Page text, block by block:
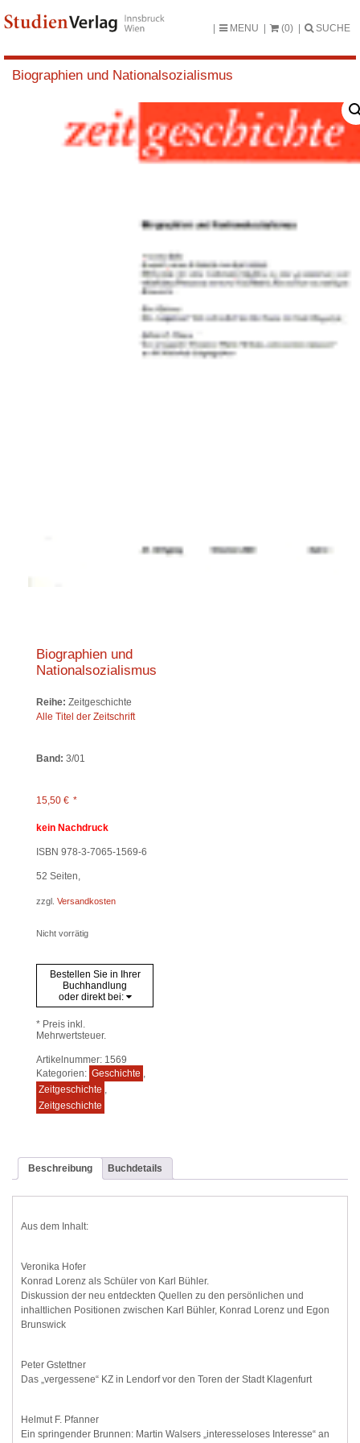
MENU (0) SUCHE
Biographien und Nationalsozialismus
Biographien und
Nationalsozialismus
Reihe: Zeitgeschichte
Alle Titel der Zeitschrift
Band: 3/01
15,50 € *
kein Nachdruck
ISBN 978-3-7065-1569-6
52 Seiten,
zzgl. Versandkosten
Nicht vorrätig
Bestellen Sie in Ihrer
Buchhandlung
oder direkt bei:
* Preis inkl.
Mehrwertsteuer.
Artikelnummer: 1569
Kategorien: Geschichte ,
Zeitgeschichte ,
Zeitgeschichte
Beschreibung Buchdetails
Aus dem Inhalt:
Veronika Hofer
Konrad Lorenz als Schüler von Karl Bühler.
Diskussion der neu entdeckten Quellen zu den persönlichen und
inhaltlichen Positionen zwischen Karl Bühler, Konrad Lorenz und Egon
Brunswick
Peter Gstettner
Das „vergessene“ KZ in Lendorf vor den Toren der Stadt Klagenfurt
Helmut F. Pfanner
Ein springender Brunnen: Martin Walsers „interesseloses Interesse“ an